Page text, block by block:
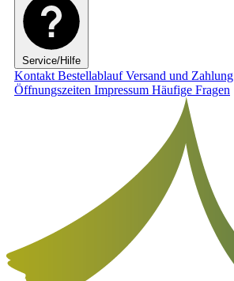
Service/Hilfe
Kontakt BestellablaufVersand und Zahlung
Öffnungszeiten Impressum Häufige Fragen